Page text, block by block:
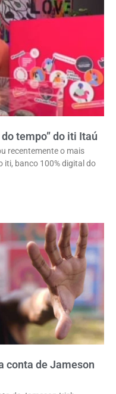
tempo” do iti Itaú
recentemente o mais
iti, banco 100% digital do
conta de Jameson